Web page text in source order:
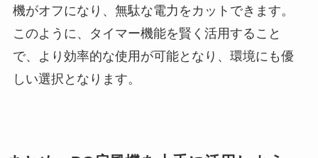
機がオフになり、無駄な電力をカットできます。
このように、タイマー機能を賢く活用すること
で、より効率的な使用が可能となり、環境にも優
しい選択となります。